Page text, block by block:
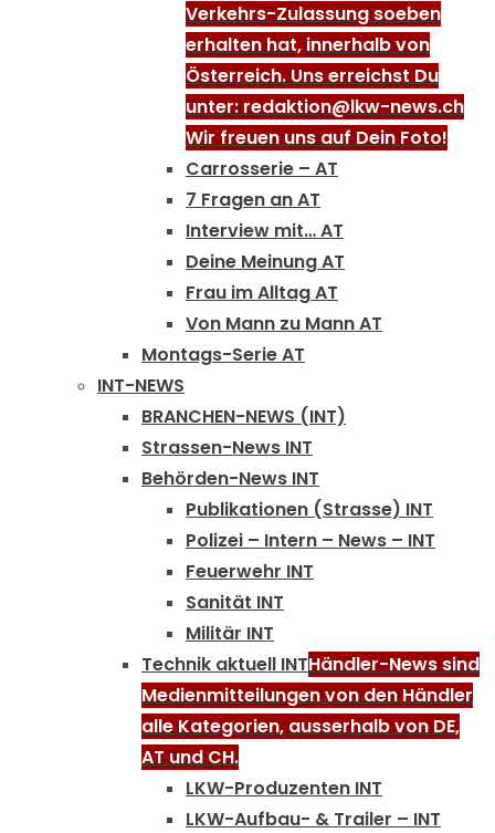
Verkehrs-Zulassung soeben
erhalten hat, innerhalb von
Österreich. Uns erreichst Du
unter: redaktion@lkw-news.ch
Wir freuen uns auf Dein Foto!
Carrosserie – AT
7 Fragen an AT
Interview mit… AT
Deine Meinung AT
Frau im Alltag AT
Von Mann zu Mann AT
Montags-Serie AT
INT-NEWS
BRANCHEN-NEWS (INT)
Strassen-News INT
Behörden-News INT
Publikationen (Strasse) INT
Polizei – Intern – News – INT
Feuerwehr INT
Sanität INT
Militär INT
Technik aktuell INTHändler-News sind
Medienmitteilungen von den Händler
alle Kategorien, ausserhalb von DE,
AT und CH.
LKW-Produzenten INT
LKW-Aufbau- & Trailer – INT